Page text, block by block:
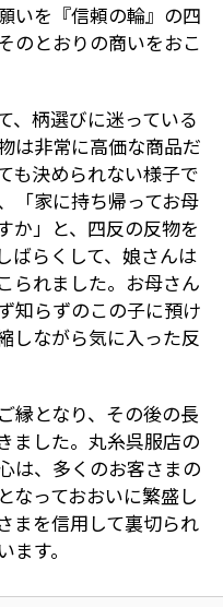
いを『信頼の輪』の四
のとおりの商いをおこ
、柄選びに迷っている
は非常に高価な商品だ
も決められない様子で
「家に持ち帰ってお母
か」と、四反の反物を
ばらくして、娘さんは
られました。お母さん
知らずのこの子に預け
しながら気に入った反
縁となり、その後の長
ました。丸糸呉服店の
は、多くのお客さまの
なっておおいに繁盛し
まを信用して裏切られ
す。